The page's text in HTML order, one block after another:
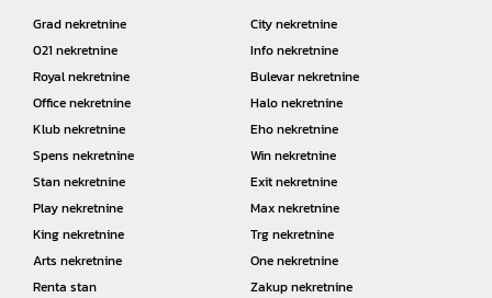
Grad nekretnine
City nekretnine
021 nekretnine
Info nekretnine
Royal nekretnine
Bulevar nekretnine
Office nekretnine
Halo nekretnine
Klub nekretnine
Eho nekretnine
Spens nekretnine
Win nekretnine
Stan nekretnine
Exit nekretnine
Play nekretnine
Max nekretnine
King nekretnine
Trg nekretnine
Arts nekretnine
One nekretnine
Renta stan
Zakup nekretnine